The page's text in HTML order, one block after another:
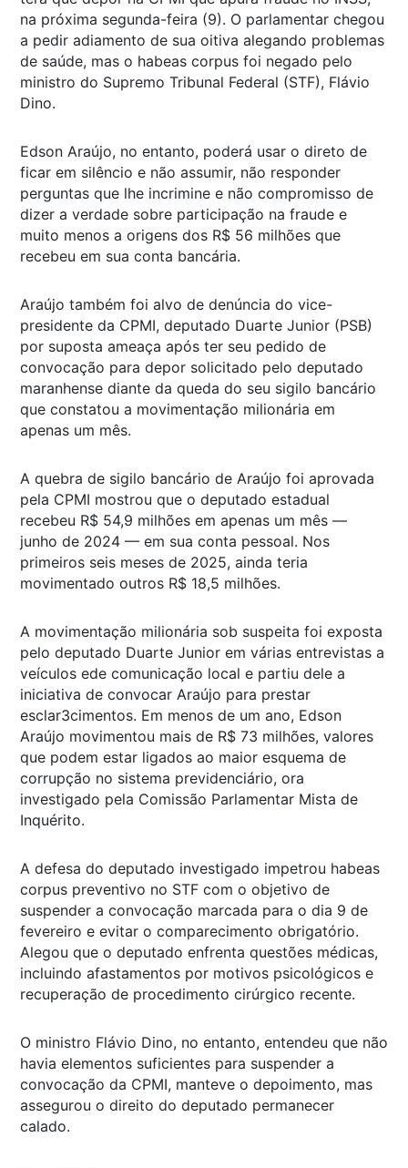
na próxima segunda-feira (9). O parlamentar chegou
a pedir adiamento de sua oitiva alegando problemas
de saúde, mas o habeas corpus foi negado pelo
ministro do Supremo Tribunal Federal (STF), Flávio
Dino.
Edson Araújo, no entanto, poderá usar o direto de
ficar em silêncio e não assumir, não responder
perguntas que lhe incrimine e não compromisso de
dizer a verdade sobre participação na fraude e
muito menos a origens dos R$ 56 milhões que
recebeu em sua conta bancária.
Araújo também foi alvo de denúncia do vice-
presidente da CPMI, deputado Duarte Junior (PSB)
por suposta ameaça após ter seu pedido de
convocação para depor solicitado pelo deputado
maranhense diante da queda do seu sigilo bancário
que constatou a movimentação milionária em
apenas um mês.
A quebra de sigilo bancário de Araújo foi aprovada
pela CPMI mostrou que o deputado estadual
recebeu R$ 54,9 milhões em apenas um mês —
junho de 2024 — em sua conta pessoal. Nos
primeiros seis meses de 2025, ainda teria
movimentado outros R$ 18,5 milhões.
A movimentação milionária sob suspeita foi exposta
pelo deputado Duarte Junior em várias entrevistas a
veículos ede comunicação local e partiu dele a
iniciativa de convocar Araújo para prestar
esclar3cimentos. Em menos de um ano, Edson
Araújo movimentou mais de R$ 73 milhões, valores
que podem estar ligados ao maior esquema de
corrupção no sistema previdenciário, ora
investigado pela Comissão Parlamentar Mista de
Inquérito.
A defesa do deputado investigado impetrou habeas
corpus preventivo no STF com o objetivo de
suspender a convocação marcada para o dia 9 de
fevereiro e evitar o comparecimento obrigatório.
Alegou que o deputado enfrenta questões médicas,
incluindo afastamentos por motivos psicológicos e
recuperação de procedimento cirúrgico recente.
O ministro Flávio Dino, no entanto, entendeu que não
havia elementos suficientes para suspender a
convocação da CPMI, manteve o depoimento, mas
assegurou o direito do deputado permanecer
calado.